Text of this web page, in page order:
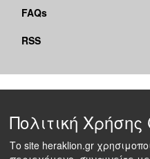
FAQs
RSS
Πολιτική Χρήσης
Το site heraklion.gr